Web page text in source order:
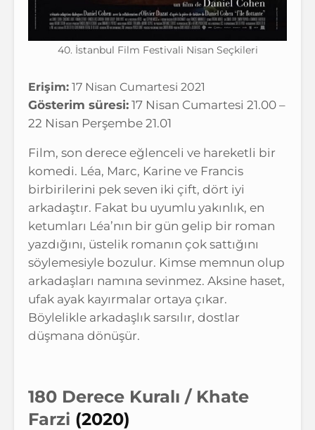
40. İstanbul Film Festivali Nisan Seçkileri
Erişim: 17 Nisan Cumartesi 2021
Gösterim süresi: 17 Nisan Cumartesi 21.00 –
22 Nisan Perşembe 21.01
Film, son derece eğlenceli ve hareketli bir
komedi. Léa, Marc, Karine ve Francis
birbirilerini pek seven iki çift, dört iyi
arkadaştır. Fakat bu uyumlu yakınlık, en
ketumları Léa’nın bir gün gelip bir roman
yazdığını, üstelik romanın çok sattığını
söylemesiyle bozulur. Kimse memnun olup
arkadaşları namına sevinmez. Aksine haset,
ufak ayak kayırmalar ortaya çıkar.
Böylelikle arkadaşlık sarsılır, dostlar
düşmana dönüşür.
180 Derece Kuralı / Khate
Farzi (2020)